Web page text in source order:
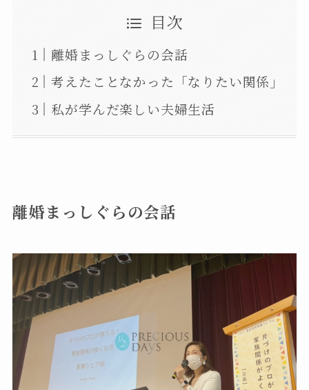
目次
離婚まっしぐらの会話
考えたことなかった「なりたい関係」
私が学んだ楽しい夫婦生活
離婚まっしぐらの会話